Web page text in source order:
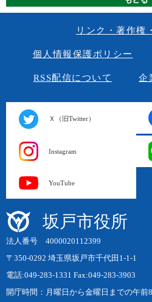
リンク・著作権
個人情報保護ポリシー
RSS配信について 企
Ｘ（旧Twitter）
Instagram
YouTube
坂戸市役所
法人番号 4000020112399
〒350-0292 埼玉県坂戸市千代田1-1-1
電話:049-283-1331 Fax:049-283-3903
開庁時間：月曜日から金曜日までの午前